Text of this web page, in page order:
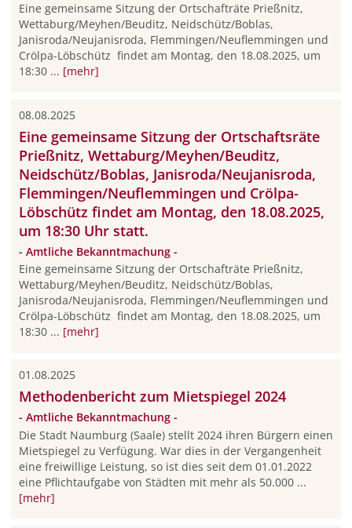
Eine gemeinsame Sitzung der Ortschafträte Prießnitz,
Wettaburg/Meyhen/Beuditz, Neidschütz/Boblas,
Janisroda/Neujanisroda, Flemmingen/Neuflemmingen und
Crölpa-Löbschütz findet am Montag, den 18.08.2025, um
18:30 ... [mehr]
08.08.2025
Eine gemeinsame Sitzung der Ortschaftsräte
Prießnitz, Wettaburg/Meyhen/Beuditz,
Neidschütz/Boblas, Janisroda/Neujanisroda,
Flemmingen/Neuflemmingen und Crölpa-
Löbschütz findet am Montag, den 18.08.2025,
um 18:30 Uhr statt.
- Amtliche Bekanntmachung -
Eine gemeinsame Sitzung der Ortschafträte Prießnitz,
Wettaburg/Meyhen/Beuditz, Neidschütz/Boblas,
Janisroda/Neujanisroda, Flemmingen/Neuflemmingen und
Crölpa-Löbschütz findet am Montag, den 18.08.2025, um
18:30 ... [mehr]
01.08.2025
Methodenbericht zum Mietspiegel 2024
- Amtliche Bekanntmachung -
Die Stadt Naumburg (Saale) stellt 2024 ihren Bürgern einen
Mietspiegel zu Verfügung. War dies in der Vergangenheit
eine freiwillige Leistung, so ist dies seit dem 01.01.2022
eine Pflichtaufgabe von Städten mit mehr als 50.000 ...
[mehr]